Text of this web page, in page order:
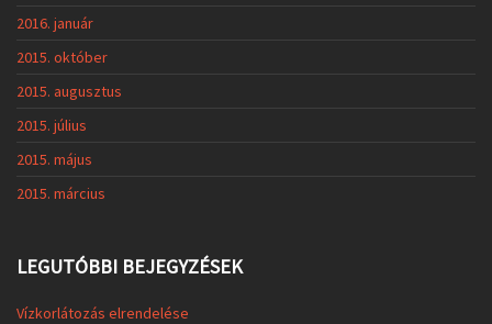
2016. január
2015. október
2015. augusztus
2015. július
2015. május
2015. március
LEGUTÓBBI BEJEGYZÉSEK
Vízkorlátozás elrendelése